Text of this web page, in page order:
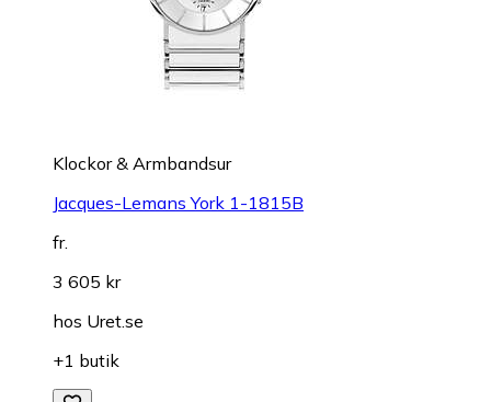
Klockor & Armbandsur
Jacques-Lemans York 1-1815B
fr.
3 605 kr
hos Uret.se
+1 butik